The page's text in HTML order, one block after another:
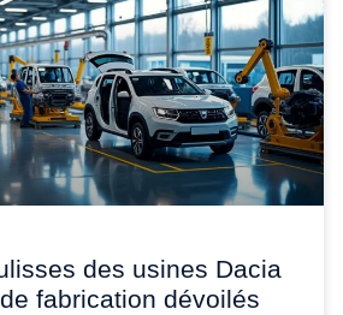
des usines Dacia
fabrication dévoilés